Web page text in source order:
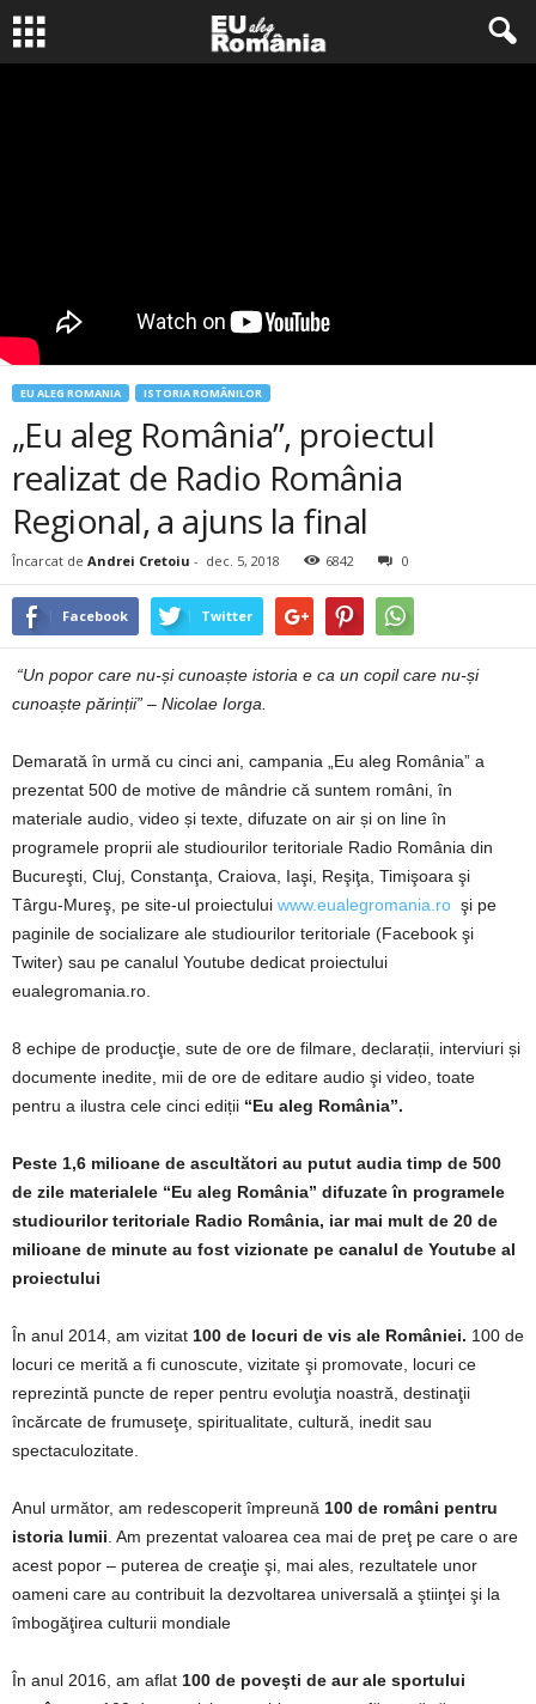
EU ALEG ROMANIA ISTORIA ROMÂNILOR
„Eu aleg România”, proiectul
realizat de Radio România
Regional, a ajuns la final
Încarcat de Andrei Cretoiu - dec. 5, 2018 6842 0
Facebook Twitter
“Un popor care nu-și cunoaște istoria e ca un copil care nu-și
cunoaște părinții” – Nicolae Iorga.
Demarată în urmă cu cinci ani, campania „Eu aleg România” a
prezentat 500 de motive de mândrie că suntem români, în
materiale audio, video și texte, difuzate on air și on line în
programele proprii ale studiourilor teritoriale Radio România din
Bucureşti, Cluj, Constanţa, Craiova, Iaşi, Reşiţa, Timişoara şi
Târgu-Mureş, pe site-ul proiectului www.eualegromania.ro şi pe
paginile de socializare ale studiourilor teritoriale (Facebook şi
Twiter) sau pe canalul Youtube dedicat proiectului
eualegromania.ro.
8 echipe de producţie, sute de ore de filmare, declarații, interviuri și
documente inedite, mii de ore de editare audio şi video, toate
pentru a ilustra cele cinci ediții “Eu aleg România”.
Peste 1,6 milioane de ascultători au putut audia timp de 500
de zile materialele “Eu aleg România” difuzate în programele
studiourilor teritoriale Radio România, iar mai mult de 20 de
milioane de minute au fost vizionate pe canalul de Youtube al
proiectului
În anul 2014, am vizitat 100 de locuri de vis ale României. 100 de
locuri ce merită a fi cunoscute, vizitate şi promovate, locuri ce
reprezintă puncte de reper pentru evoluţia noastră, destinaţii
încărcate de frumuseţe, spiritualitate, cultură, inedit sau
spectaculozitate.
Anul următor, am redescoperit împreună 100 de români pentru
istoria lumii . Am prezentat valoarea cea mai de preţ pe care o are
acest popor – puterea de creaţie şi, mai ales, rezultatele unor
oameni care au contribuit la dezvoltarea universală a ştiinţei şi la
îmbogăţirea culturii mondiale
În anul 2016, am aflat 100 de poveşti de aur ale sportului